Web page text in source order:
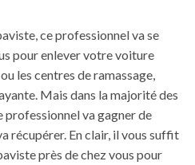
ce professionnel va se
pour enlever votre voiture
les centres de ramassage,
Mais dans la majorité des
professionnel va gagner de
récupérer. En clair, il vous suffit
près de chez vous pour